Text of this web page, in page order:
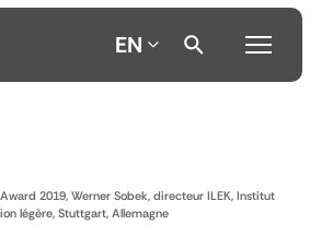
EN
2019, Werner Sobek, directeur ILEK, Institut
légère, Stuttgart, Allemagne